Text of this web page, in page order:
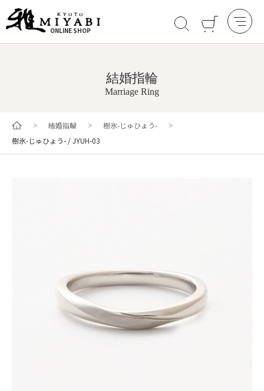
ONLINE SHOP
結婚指輪
Marriage Ring
結婚指輪
樹氷-じゅひょう-
樹氷-じゅひょう- / JYUH-03